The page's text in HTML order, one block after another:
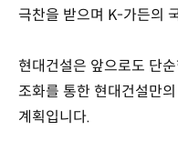
극찬을 받으며 K-가든의
현대건설은 앞으로도 단
조화를 통한 현대건설만
계획입니다.